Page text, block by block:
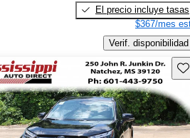
El precio incluye tasas
$367/mes
Verif. disponibilidad